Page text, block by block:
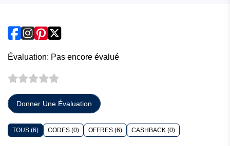
Évaluation: Pas encore évalué
Donner Une Évaluation
TOUS (6) CODES (0) OFFRES (6) CASHBACK (0)